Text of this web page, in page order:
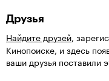
Друзья
Найдите друзей,
Кинопоиске, и здесь
ваши друзья поставили